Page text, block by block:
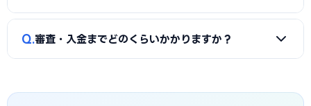
市の地域特性や自社の強みを盛り込んだ計画書ほど高く評価
されます。申請代行はこの作り込みを専門的に支援します。
A
補助金は原則「後払い（精算払い）」です。採択後にいっ
Q 審査・入金までどのくらいかかりますか？
決定・事業実施・実績報告を経て入金されるため、申請から